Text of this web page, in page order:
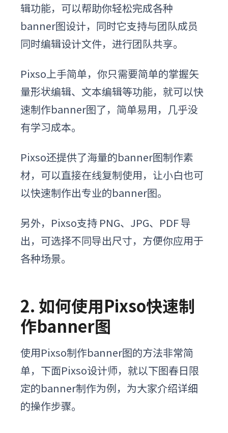
辑功能，可以帮助你轻松完成各种
banner图设计，同时它支持与团队成员
同时编辑设计文件，进行团队共享。
Pixso上手简单，你只需要简单的掌握矢
量形状编辑、文本编辑等功能，就可以快
速制作banner图了，简单易用，几乎没
有学习成本。
Pixso还提供了海量的banner图制作素
材，可以直接在线复制使用，让小白也可
以快速制作出专业的banner图。
另外，Pixso支持 PNG、JPG、PDF 导
出，可选择不同导出尺寸，方便你应用于
各种场景。
2. 如何使用Pixso快速制
作banner图
使用Pixso制作banner图的方法非常简
单，下面Pixso设计师，就以下图春日限
定的banner制作为例，为大家介绍详细
的操作步骤。